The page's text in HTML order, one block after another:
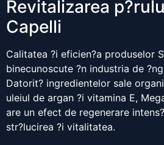
Revitalizarea
Capelli
Calitatea ?i eficien?a produselor
binecunoscute ?n industria de
Datorit? ingredientelor sale
uleiul de argan ?i vitamina E,
are un efect de regenerare
str?lucirea ?i vitalitatea.